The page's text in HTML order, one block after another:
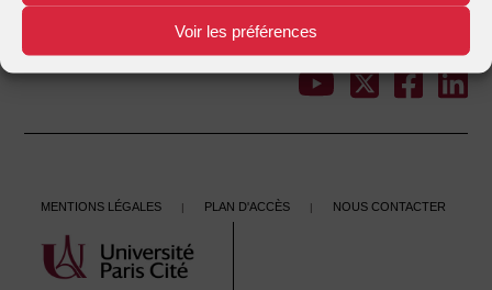
Voir les préférences
This entry was posted in . Bookmark the.
Post
navigation
← →
Mentions légales | Plan d'accès | Nous contacter